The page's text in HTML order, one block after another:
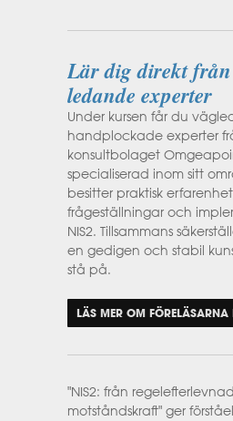
Lär dig direkt från
ledande experter
Under kursen får du
handplockade experter
konsultbolaget
specialiserad inom sitt
besitter praktisk
frågeställningar och
NIS2. Tillsammans
en gedigen och stabil
stå på.
LÄS MER OM FÖRELÄSARNA
"NIS2: från
motståndskraft" ger